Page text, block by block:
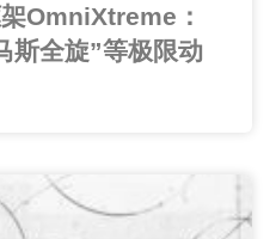
OmniXtreme：
斯全旋”等极限动